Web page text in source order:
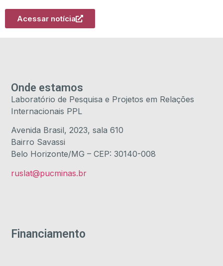
Acessar notícia
Financiamento
Onde estamos
Laboratório de Pesquisa e Projetos em Relações
Internacionais PPL
Avenida Brasil, 2023, sala 610
Bairro Savassi
Belo Horizonte/MG – CEP: 30140-008
ruslat@pucminas.br